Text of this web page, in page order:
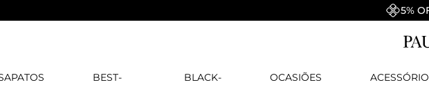
5%
BEST- BLACK- OCASIÕES